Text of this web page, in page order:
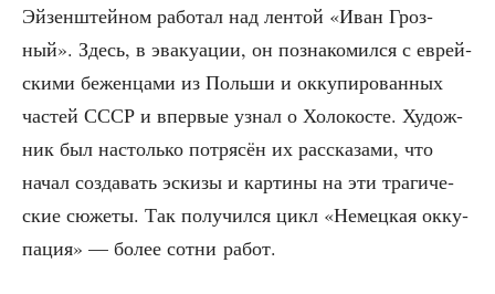
Эйзен­штей­ном рабо­тал над лен­той «Иван Гроз­
ный». Здесь, в эва­ку­а­ции, он позна­ко­мил­ся с еврей­
ски­ми бежен­ца­ми из Поль­ши и окку­пи­ро­ван­ных
частей СССР и впер­вые узнал о Холо­ко­сте. Худож­
ник был настоль­ко потря­сён их рас­ска­за­ми, что
начал созда­вать эски­зы и кар­ти­ны на эти тра­ги­че­
ские сюже­ты. Так полу­чил­ся цикл «Немец­кая окку­
па­ция» — более сот­ни работ.